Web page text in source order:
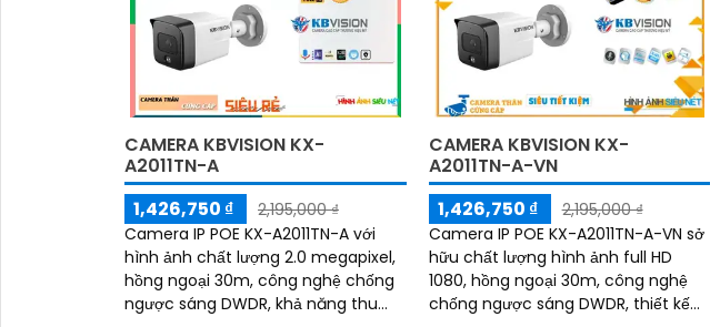
CAMERA KBVISION KX-
A2011TN-A
1,426,750 ₫
2,195,000 ₫
Camera IP POE KX-A2011TN-A với
hình ảnh chất lượng 2.0 megapixel,
hồng ngoại 30m, công nghệ chống
ngược sáng DWDR, khả năng thu
CAMERA KBVISION KX-
A2011TN-A-VN
1,426,750 ₫
2,195,000 ₫
Camera IP POE KX-A2011TN-A-VN sở
hữu chất lượng hình ảnh full HD
1080, hồng ngoại 30m, công nghệ
chống ngược sáng DWDR, thiết kế